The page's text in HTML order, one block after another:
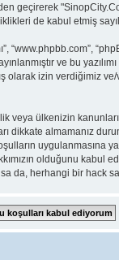
geçirerek
de kabul etmiş
“www.phpbb.com”,
ve bu yazılımı
olarak izin verdiğimiz
veya ülkenizin
dikkate almamanız
olduğunu
da, herhangi bir hack